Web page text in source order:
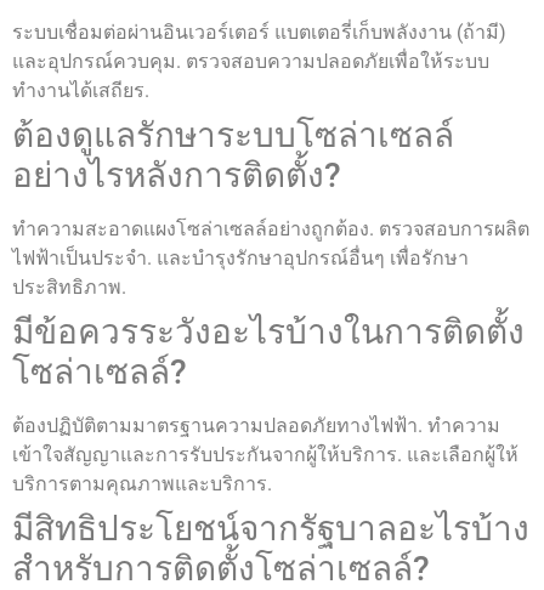
ระบบเชื่อมต่อผ่านอินเวอร์เตอร์ แบตเตอรี่เก็บพลังงาน (ถ้ามี)
และอุปกรณ์ควบคุม. ตรวจสอบความปลอดภัยเพื่อให้ระบบ
ทำงานได้เสถียร.
ต้องดูแลรักษาระบบโซล่าเซลล์
อย่างไรหลังการติดตั้ง?
ทำความสะอาดแผงโซล่าเซลล์อย่างถูกต้อง. ตรวจสอบการผลิต
ไฟฟ้าเป็นประจำ. และบำรุงรักษาอุปกรณ์อื่นๆ เพื่อรักษา
ประสิทธิภาพ.
มีข้อควรระวังอะไรบ้างในการติดตั้ง
โซล่าเซลล์?
ต้องปฏิบัติตามมาตรฐานความปลอดภัยทางไฟฟ้า. ทำความ
เข้าใจสัญญาและการรับประกันจากผู้ให้บริการ. และเลือกผู้ให้
บริการตามคุณภาพและบริการ.
มีสิทธิประโยชน์จากรัฐบาลอะไรบ้าง
สำหรับการติดตั้งโซล่าเซลล์?